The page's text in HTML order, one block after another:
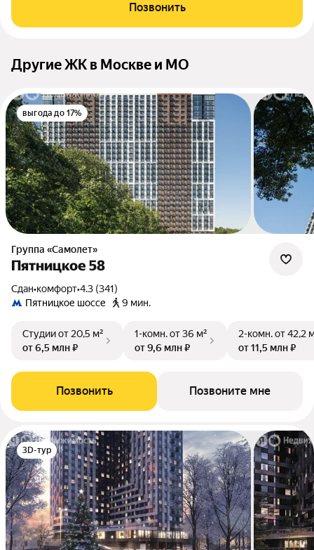
Позвонить
Другие ЖК в Москве и МО
выгода до 17%
Группа «Самолет»
Пятницкое 58
Сдан•комфорт•4.3 (341)
Пятницкое шоссе
9 мин.
Студииот 20,5 м²
от 6,5 млн ₽
1-комн.от 36 м²
от 9,6 млн ₽
2-комн.от 42,2
от 11,5 млн ₽
Позвонить Позвоните мне
3D-тур